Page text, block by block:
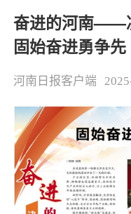
奋进的河南——
固始奋进勇争
河南日报客户端